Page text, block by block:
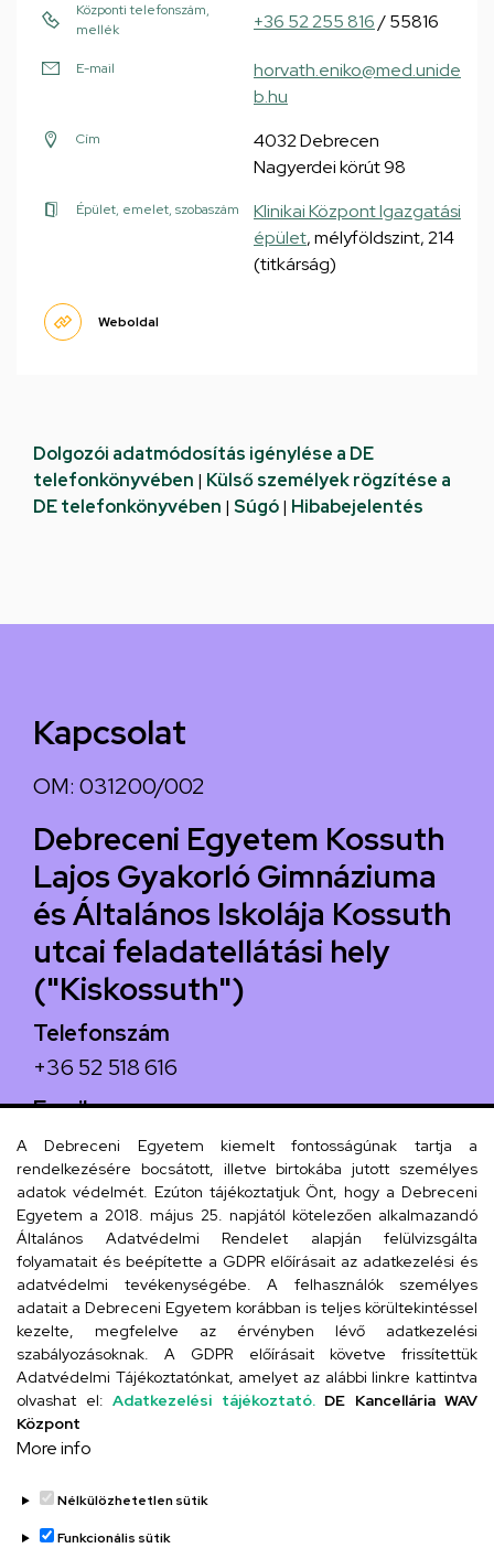
Központi telefonszám,
mellék
+36 52 255 816/ 55816
E-mail
horvath.eniko@med.unide
b.hu
Cím
4032 Debrecen
Nagyerdei körút 98
Épület, emelet, szobaszám
Klinikai Központ Igazgatási
épület, mélyföldszint, 214
(titkárság)
Weboldal
Dolgozói adatmódosítás igénylése a DE
telefonkönyvében | Külső személyek rögzítése a
DE telefonkönyvében | Súgó| Hibabejelentés
Kapcsolat
OM: 031200/002
Debreceni Egyetem Kossuth
Lajos Gyakorló Gimnáziuma
és Általános Iskolája Kossuth
utcai feladatellátási hely
("Kiskossuth")
Telefonszám
+36 52 518 616
Email
iskola@kossuth-alt.unideb.hu
Cím
4024 Debrecen, Kossuth utca 33.
Szervezeti telefonkönyv
UD telefonkönyv
A Debreceni Egyetem kiemelt fontosságúnak tartja a
rendelkezésére bocsátott, illetve birtokába jutott személyes
adatok védelmét. Ezúton tájékoztatjuk Önt, hogy a Debreceni
Egyetem a 2018. május 25. napjától kötelezően alkalmazandó
Általános Adatvédelmi Rendelet alapján felülvizsgálta
folyamatait és beépítette a GDPR előírásait az adatkezelési és
adatvédelmi tevékenységébe. A felhasználók személyes
adatait a Debreceni Egyetem korábban is teljes körültekintéssel
kezelte, megfelelve az érvényben lévő adatkezelési
szabályozásoknak. A GDPR előírásait követve frissítettük
Adatvédelmi Tájékoztatónkat, amelyet az alábbi linkre kattintva
olvashat el: Adatkezelési tájékoztató. DE Kancellária WAV
Központ
More info
Nélkülözhetetlen sütik
Funkcionális sütik